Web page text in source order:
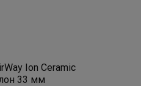
Ion Ceramic
33 мм